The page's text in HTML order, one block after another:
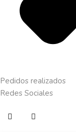
Pedidos realizados
Redes Sociales